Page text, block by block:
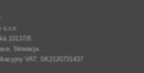
s.r.o.
10137/8
Słowacja
VAT: SK2120731437